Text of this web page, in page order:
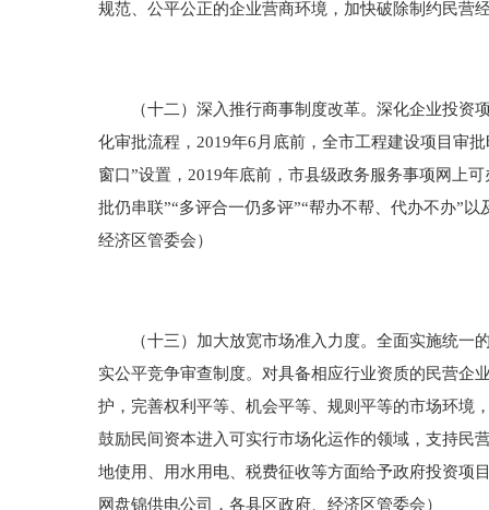
规范、公平公正的企业营商环境，加快破除制约民营
（十二）深入推行商事制度改革。深化企业投资项
化审批流程，2019年6月底前，全市工程建设项目审
窗口”设置，2019年底前，市县级政务服务事项网上
批仍串联”“多评合一仍多评”“帮办不帮、代办不办”
经济区管委会）
（十三）加大放宽市场准入力度。全面实施统一的
实公平竞争审查制度。对具备相应行业资质的民营企
护，完善权利平等、机会平等、规则平等的市场环境
鼓励民间资本进入可实行市场化运作的领域，支持民
地使用、用水用电、税费征收等方面给予政府投资项
网盘锦供电公司，各县区政府、经济区管委会）